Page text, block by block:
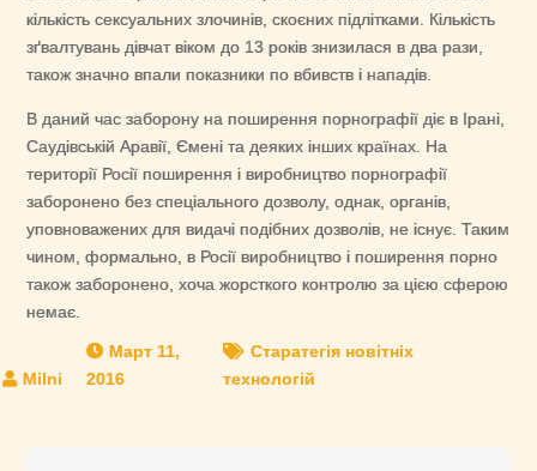
кількість сексуальних злочинів, скоєних підлітками. Кількість
зґвалтувань дівчат віком до 13 років знизилася в два рази,
також значно впали показники по вбивств і нападів.
В даний час заборону на поширення порнографії діє в Ірані,
Саудівській Аравії, Ємені та деяких інших країнах. На
території Росії поширення і виробництво порнографії
заборонено без спеціального дозволу, однак, органів,
уповноважених для видачі подібних дозволів, не існує. Таким
чином, формально, в Росії виробництво і поширення порно
також заборонено, хоча жорсткого контролю за цією сферою
немає.
Март 11,
2016
Старатегія новітніх
технологій